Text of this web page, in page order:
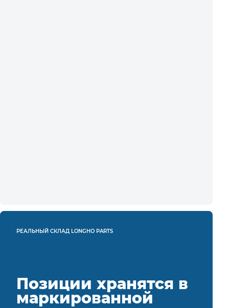
РЕАЛЬНЫЙ СКЛАД LONGHO PARTS
Позиции хранятся в
маркированной